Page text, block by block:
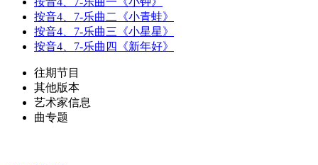
按音4、7-乐曲二《小青蛙》
按音4、7-乐曲三《小星星》
按音4、7-乐曲四《新年好》
往期节目
其他版本
艺术家信息
曲专题